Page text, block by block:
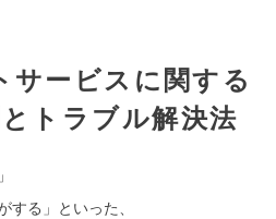
サービスに関する
トラブル解決法
する」といった、